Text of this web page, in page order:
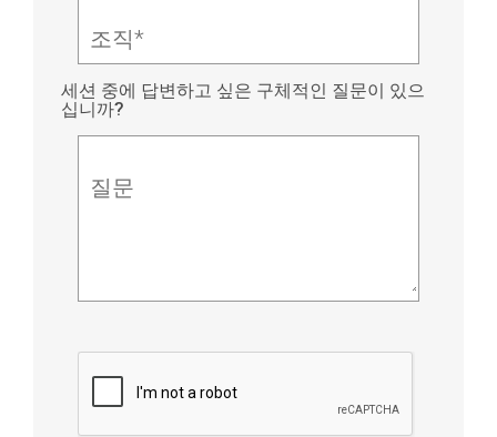
조직*
세션 중에 답변하고 싶은 구체적인 질문이 있으
십니까?
질문